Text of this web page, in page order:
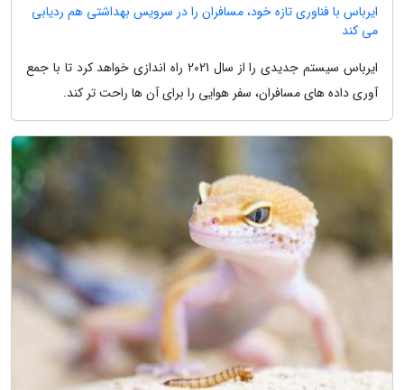
ایرباس با فناوری تازه خود، مسافران را در سرویس بهداشتی هم ردیابی
می کند
ایرباس سیستم جدیدی را از سال 2021 راه اندازی خواهد کرد تا با جمع
آوری داده های مسافران، سفر هوایی را برای آن ها راحت تر کند.